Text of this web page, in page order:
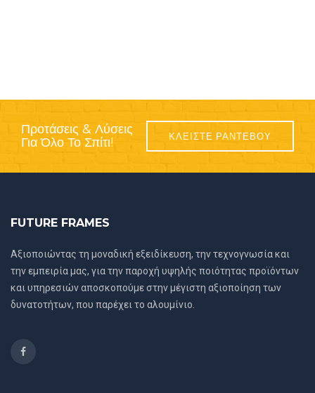
Προτάσεις & Λύσεις
Για Όλο Το Σπίτι!
ΚΛΕΙΣΤΕ ΡΑΝΤΕΒΟΥ
FUTURE FRAMES
Αξιοποιώντας τη μοναδική εξειδίκευση, την τεχνογνωσία και
την εμπειρία μας, για την παροχή υψηλής ποιότητας προϊόντων
και υπηρεσιών αποσκοπούμε στην μέγιστη αξιοποίηση των
δυνατοτήτων, που παρέχει το αλουμίνιο.